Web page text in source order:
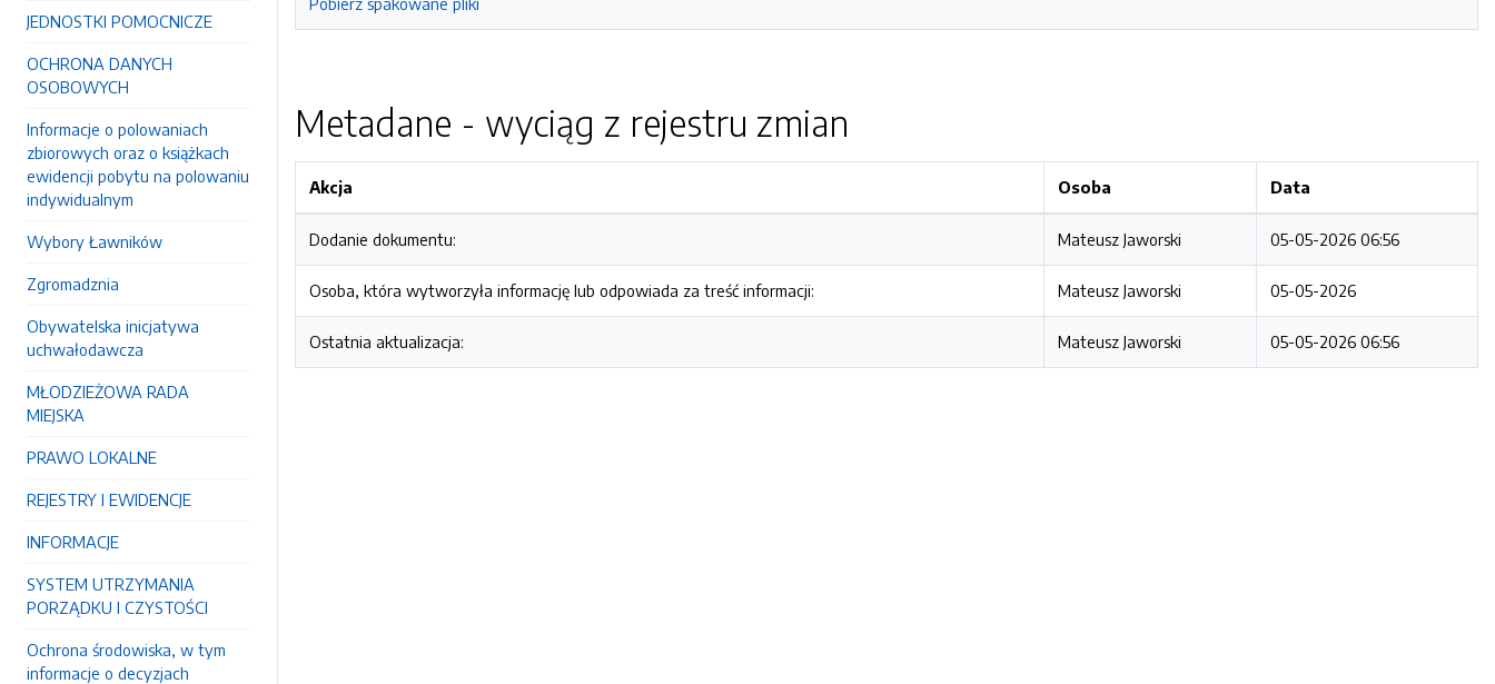
JEDNOSTKI POMOCNICZE
OCHRONA DANYCH
OSOBOWYCH
Informacje o polowaniach
zbiorowych oraz o książkach
ewidencji pobytu na polowaniu
indywidualnym
Wybory Ławników
Zgromadznia
Obywatelska inicjatywa
uchwałodawcza
MŁODZIEŻOWA RADA
MIEJSKA
PRAWO LOKALNE
REJESTRY I EWIDENCJE
INFORMACJE
SYSTEM UTRZYMANIA
PORZĄDKU I CZYSTOŚCI
Ochrona środowiska, w tym
informacje o decyzjach
Metadane - wyciąg z rejestru zmian
Akcja Osoba Data
Dodanie dokumentu: Mateusz Jaworski 05-05-2026 06:56
Osoba, która wytworzyła informację lub odpowiada za treść informacji: Mateusz Jaworski 05-05-2026
Ostatnia aktualizacja: Mateusz Jaworski 05-05-2026 06:56